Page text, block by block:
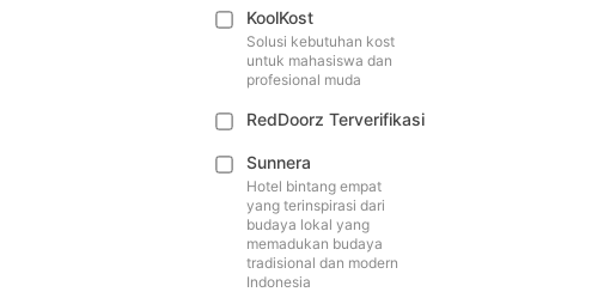
KoolKost
Solusi kebutuhan kost
untuk mahasiswa dan
profesional muda
RedDoorz Terverifikasi
Sunnera
Hotel bintang empat
yang terinspirasi dari
budaya lokal yang
memadukan budaya
tradisional dan modern
Indonesia